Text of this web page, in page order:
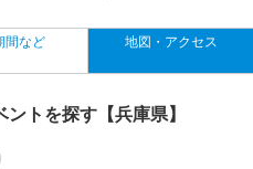
間など 地図・アクセス
トを探す【兵庫県】